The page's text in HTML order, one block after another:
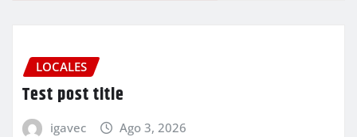
LOCALES
Test post title
igavec Ago 3, 2026